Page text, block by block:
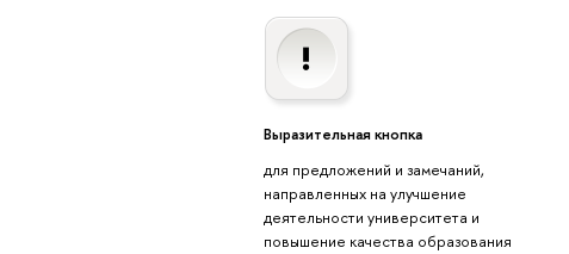
Выразительная кнопка
для предложений и замечаний,
направленных на улучшение
деятельности университета и
повышение качества образования